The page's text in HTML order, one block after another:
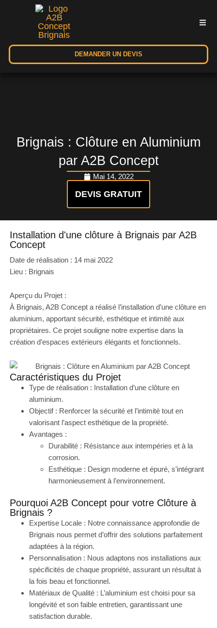
DEMANDER UN DEVIS
Brignais : Clôture en Aluminium
par A2B Concept
Mai 14, 2022
DEVIS GRATUIT
Installation d'une clôture à Brignais par A2B
Concept
Date de réalisation : 14 mai 2022
Lieu : Brignais
Aperçu du Projet :
À Brignais, A2B Concept a réalisé l’installation d’une clôture en
aluminium, apportant sécurité, esthétique et intimité aux
propriétaires. Ce projet souligne notre expertise dans la
création d’espaces extérieurs élégants et fonctionnels.
Caractéristiques du Projet
Type de réalisation : Installation d’une clôture en
aluminium.
Objectif : Renforcer la sécurité et l’intimité tout en
valorisant l’aspect esthétique de la propriété.
Avantages :
Durabilité : Résistance aux intempéries et à la
corrosion.
Esthétique : Design moderne et épuré, s’intégrant
harmonieusement à l’environnement.
Pourquoi A2B Concept pour votre Clôture à
Brignais ?
Expertise Locale : Notre connaissance approfondie de
Brignais nous permet d’offrir des solutions parfaitement
adaptées à la région.
Personnalisation : Nous adaptons nos installations aux
spécificités de chaque propriété, assurant un résultat à
la fois beau et fonctionnel.
Matériaux de Qualité : L’aluminium est choisi pour sa
longévité et son faible entretien, garantissant une
satisfaction durable.